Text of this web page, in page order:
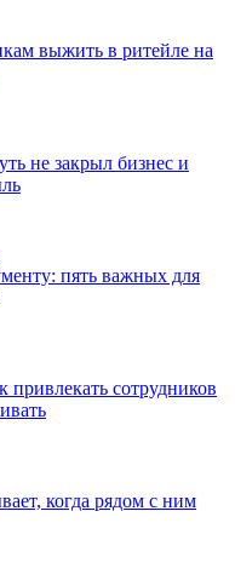
выжить в ритейле на
не закрыл бизнес и
пять важных для
привлекать сотрудников
когда рядом с ним